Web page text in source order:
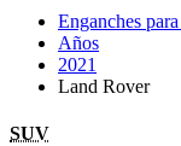
Enganches
Años
2021
Land Rover
SUV